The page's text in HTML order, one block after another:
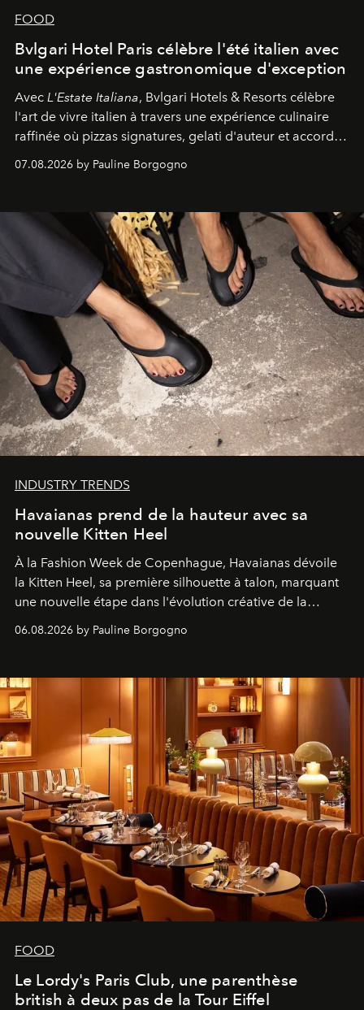
FOOD
Bvlgari Hotel Paris célèbre l'été italien avec
une expérience gastronomique d'exception
Avec L'Estate Italiana, Bvlgari Hotels & Resorts célèbre
l'art de vivre italien à travers une expérience culinaire
raffinée où pizzas signatures, gelati d'auteur et accords
07.08.2026 by Pauline Borgogno
INDUSTRY TRENDS
Havaianas prend de la hauteur avec sa
nouvelle Kitten Heel
À la Fashion Week de Copenhague, Havaianas dévoile
la Kitten Heel, sa première silhouette à talon, marquant
une nouvelle étape dans l'évolution créative de la
06.08.2026 by Pauline Borgogno
FOOD
Le Lordy's Paris Club, une parenthèse
british à deux pas de la Tour Eiffel